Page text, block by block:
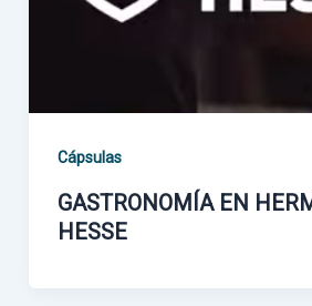
Cápsulas
GASTRONOMÍA EN
HESSE